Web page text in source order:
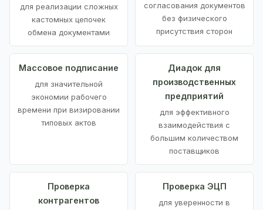
для реализации сложных
кастомных цепочек
обмена документами
согласования документов
без физического
присутствия сторон
Массовое подписание
для значительной
экономии рабочего
времени при визировании
типовых актов
Диадок для
производственных
предприятий
для эффективного
взаимодействия с
большим количеством
поставщиков
Проверка
контрагентов
Проверка ЭЦП
для уверенности в